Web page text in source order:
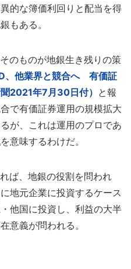
的な簿価利回りと配当を得
もある。
のものが地銀生き残りの策
、他業界と競合へ 有価証
2021年7月30日付） と報
で有価証券運用の規模拡大
が、これは運用のプロであ
意味するわけだ。
ば、地銀の役割を問われ
地元企業に投資するケース
他国に投資し、利益の大半
意義が問われる。